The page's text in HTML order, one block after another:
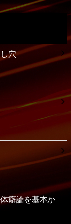
穴
癖論を基本か